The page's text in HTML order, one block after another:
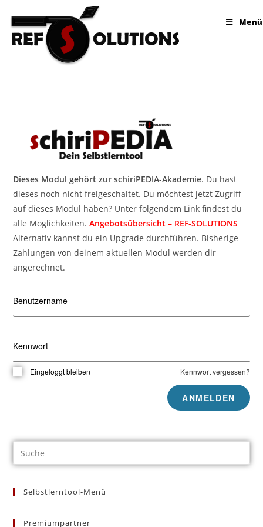
Menü
Dieses Modul gehört zur schiriPEDIA-Akademie. Du hast
dieses noch nicht freigeschaltet. Du möchtest jetzt Zugriff
auf dieses Modul haben? Unter folgendem Link findest du
alle Möglichkeiten.Angebotsübersicht – REF-SOLUTIONS
Alternativ kannst du ein Upgrade durchführen. Bisherige
Zahlungen von deinem aktuellen Modul werden dir
angerechnet.
Benutzername
Kennwort
Eingeloggt bleiben Kennwort vergessen?
Selbstlerntool-Menü
Premiumpartner